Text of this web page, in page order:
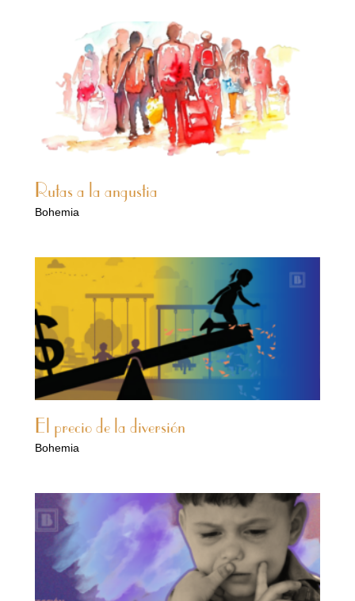
Rutas a la angustia
Bohemia
El precio de la diversión
Bohemia